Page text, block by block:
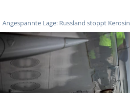
Angespannte Lage: Russland stoppt